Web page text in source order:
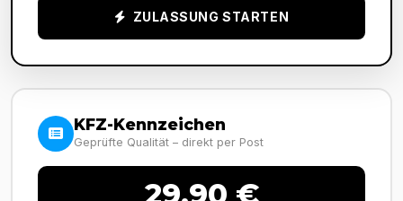
ZULASSUNG STARTEN
KFZ-Kennzeichen
Geprüfte Qualität – direkt per Post